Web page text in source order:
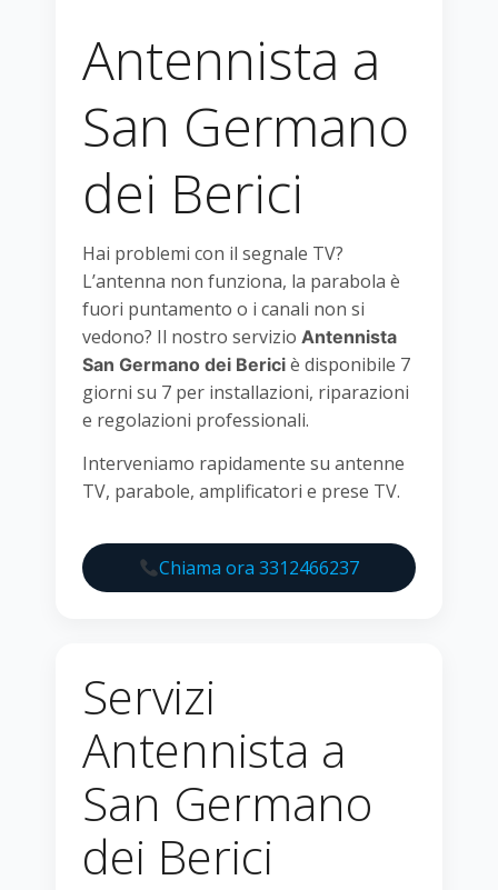
Antennista a
San Germano
dei Berici
Hai problemi con il segnale TV?
L’antenna non funziona, la parabola è
fuori puntamento o i canali non si
vedono? Il nostro servizio Antennista
San Germano dei Berici è disponibile 7
giorni su 7 per installazioni, riparazioni
e regolazioni professionali.
Interveniamo rapidamente su antenne
TV, parabole, amplificatori e prese TV.
Chiama ora 3312466237
Servizi
Antennista a
San Germano
dei Berici